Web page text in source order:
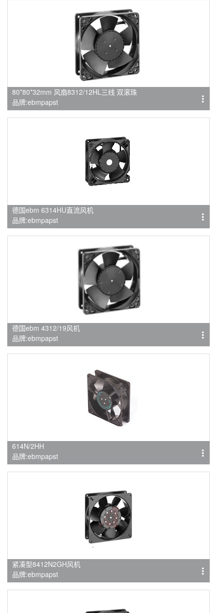
80*80*32mm 风扇8312/12HL三线 双滚珠
品牌:ebmpapst
德国ebm 6314HU直流风机
品牌:ebmpapst
德国ebm 4312/19风机
品牌:ebmpapst
614N/2HH
品牌:ebmpapst
紧凑型8412N2GH风机
品牌:ebmpapst